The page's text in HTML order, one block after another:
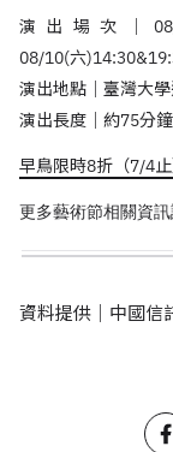
演出場次｜
08/10(六
演出地點｜臺灣大
演出長度｜約75分鐘
早鳥限時8折（7/4
更多藝術節相關資
資料提供｜中國信